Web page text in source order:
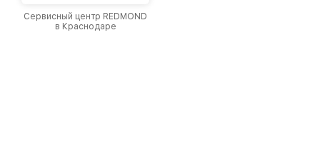
Сервисный центр REDMOND
в Краснодаре